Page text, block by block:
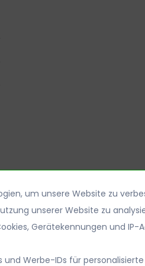
um unsere Website zu
unserer Website zu
Gerätekennungen und IP-
Werbe-IDs für